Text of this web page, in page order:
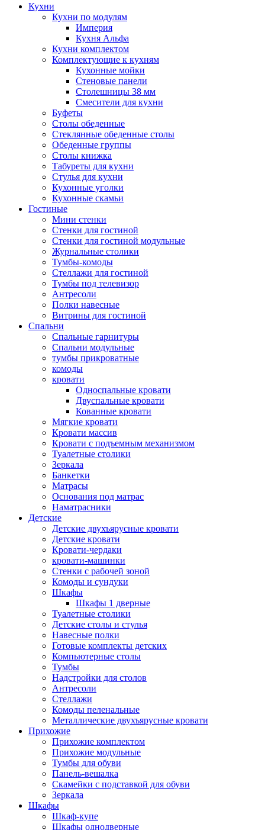
Кухни
Кухни по модулям
Империя
Кухня Альфа
Кухни комплектом
Комплектующие к кухням
Кухонные мойки
Стеновые панели
Столешницы 38 мм
Смесители для кухни
Буфеты
Столы обеденные
Стеклянные обеденные столы
Обеденные группы
Столы книжка
Табуреты для кухни
Стулья для кухни
Кухонные уголки
Кухонные скамьи
Гостиные
Мини стенки
Стенки для гостиной
Стенки для гостиной модульные
Журнальные столики
Тумбы-комоды
Стеллажи для гостиной
Тумбы под телевизор
Антресоли
Полки навесные
Витрины для гостиной
Спальни
Спальные гарнитуры
Спальни модульные
тумбы прикроватные
комоды
кровати
Односпальные кровати
Двуспальные кровати
Кованные кровати
Мягкие кровати
Кровати массив
Кровати с подъемным механизмом
Туалетные столики
Зеркала
Банкетки
Матрасы
Основания под матрас
Наматрасники
Детские
Детские двухъярусные кровати
Детские кровати
Кровати-чердаки
кровати-машинки
Стенки с рабочей зоной
Комоды и сундуки
Шкафы
Шкафы 1 дверные
Туалетные столики
Детские столы и стулья
Навесные полки
Готовые комплекты детских
Компьютерные столы
Тумбы
Надстройки для столов
Антресоли
Стеллажи
Комоды пеленальные
Металлические двухъярусные кровати
Прихожие
Прихожие комплектом
Прихожие модульные
Тумбы для обуви
Панель-вешалка
Скамейки с подставкой для обуви
Зеркала
Шкафы
Шкаф-купе
Шкафы однодверные